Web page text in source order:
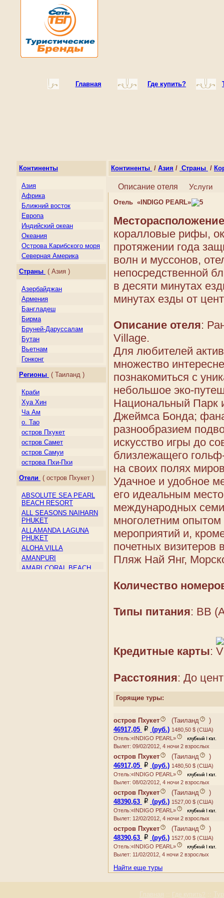
Главная Где купить?
Континенты
Азия
Африка
Ближний восток
Европа
Индийский океан
Океания
Острова Карибского моря
Северная Америка
Южная Америка
Страны ( Азия )
Азербайджан
Армения
Бангладеш
Бирма
Бруней-Даруссалам
Бутан
Вьетнам
Гонконг
Индия
Индонезия
Казахстан
Камбоджа
Киргизия
Китай
Лаос
Макао
Малайзия
Мальдивы
Монголия
Северная Корея
Сент-Винсент и
Гренадины
Сингапур
Таиланд
Тайвань
Тимор-Лесте
Туркмения
Регионы ( Таиланд )
Краби
Хуа Хин
Ча Ам
о. Тао
остров Пхукет
остров Самет
остров Самуи
острова Пхи-Пхи
Отели ( остров Пхукет )
ABSOLUTE SEA PEARL
BEACH RESORT
ALL SEASONS NAIHARN
PHUKET
ALLAMANDA LAGUNA
PHUKET
ALOHA VILLA
AMANPURI
AMARI CORAL BEACH
Континенты / Азия / Страны /
Описание отеля Услуги
Отель «INDIGO PEARL»
Месторасположение
коралловые рифы,
протяжении года
волн и муссонов,
непосредственной
в десяти минутах
минутах езды от
Описание отеля:
Village.
Для любителей
множество
познакомиться с
небольшое эко-
Национальный Парк
Джеймса Бонда;
разнообразием
искусство игры до
близлежащего
на своих полях
Удачное и удобное
его идеальным
международных
многолетним опытом
мероприятий и,
почетных
Пляж Най Янг,
Количество
Типы питания: BB
Кредитные карты:
Расстояния: До
Горящие туры:
остров Пхукет (Таиланд
)
46917,05
(руб.) 1480,50 $ (США)
Отель:«INDIGO PEARL»
Вылет: 09/02/2012, 4 ночи 2 взрослых
остров Пхукет (Таиланд
)
46917,05
(руб.) 1480,50 $ (США)
Отель:«INDIGO PEARL»
Вылет: 08/02/2012, 4 ночи 2 взрослых
остров Пхукет (Таиланд
)
48390,63
(руб.) 1527,00 $ (США)
Отель:«INDIGO PEARL»
Вылет: 12/02/2012, 4 ночи 2 взрослых
остров Пхукет (Таиланд
)
48390,63
(руб.) 1527,00 $ (США)
Отель:«INDIGO PEARL»
Вылет: 11/02/2012, 4 ночи 2 взрослых
Найти еще туры
Главная Где купить?